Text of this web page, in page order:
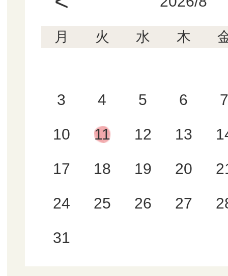
月 火 水 木
3 4 5 6 7
10 11 12 13
17 18 19 20
24 25 26 27
31